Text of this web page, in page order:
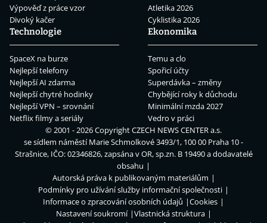
Výpověď z práce vzor
Divoký kačer
Atletika 2026
Cyklistika 2026
Technologie
SpaceX na burze
Nejlepší telefony
Nejlepší AI zdarma
Nejlepší chytré hodinky
Nejlepší VPN – srovnání
Netflix filmy a seriály
Ekonomika
Temu a clo
Spořicí účty
Superdávka – změny
Chybějící roky k důchodu
Minimální mzda 2027
Vedro v práci
© 2001 - 2026 CopyrightCZECH NEWS CENTER a.s.
se sídlem náměstí Marie Schmolkové 3493/1, 100 00 Praha 10 -
Strašnice, IČO: 02346826, zapsána v OR, sp.zn. B 19490 a dodavatelé
obsahu
Autorská práva k publikovaným materiálům
Podmínky pro užívání služby informační společnosti
Informace o zpracování osobních údajů
Cookies
Nastavení soukromí
Vlastnická struktura